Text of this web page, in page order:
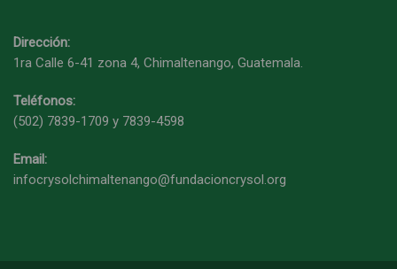
Dirección:
1ra Calle 6-41 zona 4, Chimaltenango, Guatemala.
Teléfonos:
(502) 7839-1709 y 7839-4598
Email:
infocrysolchimaltenango@fundacioncrysol.org